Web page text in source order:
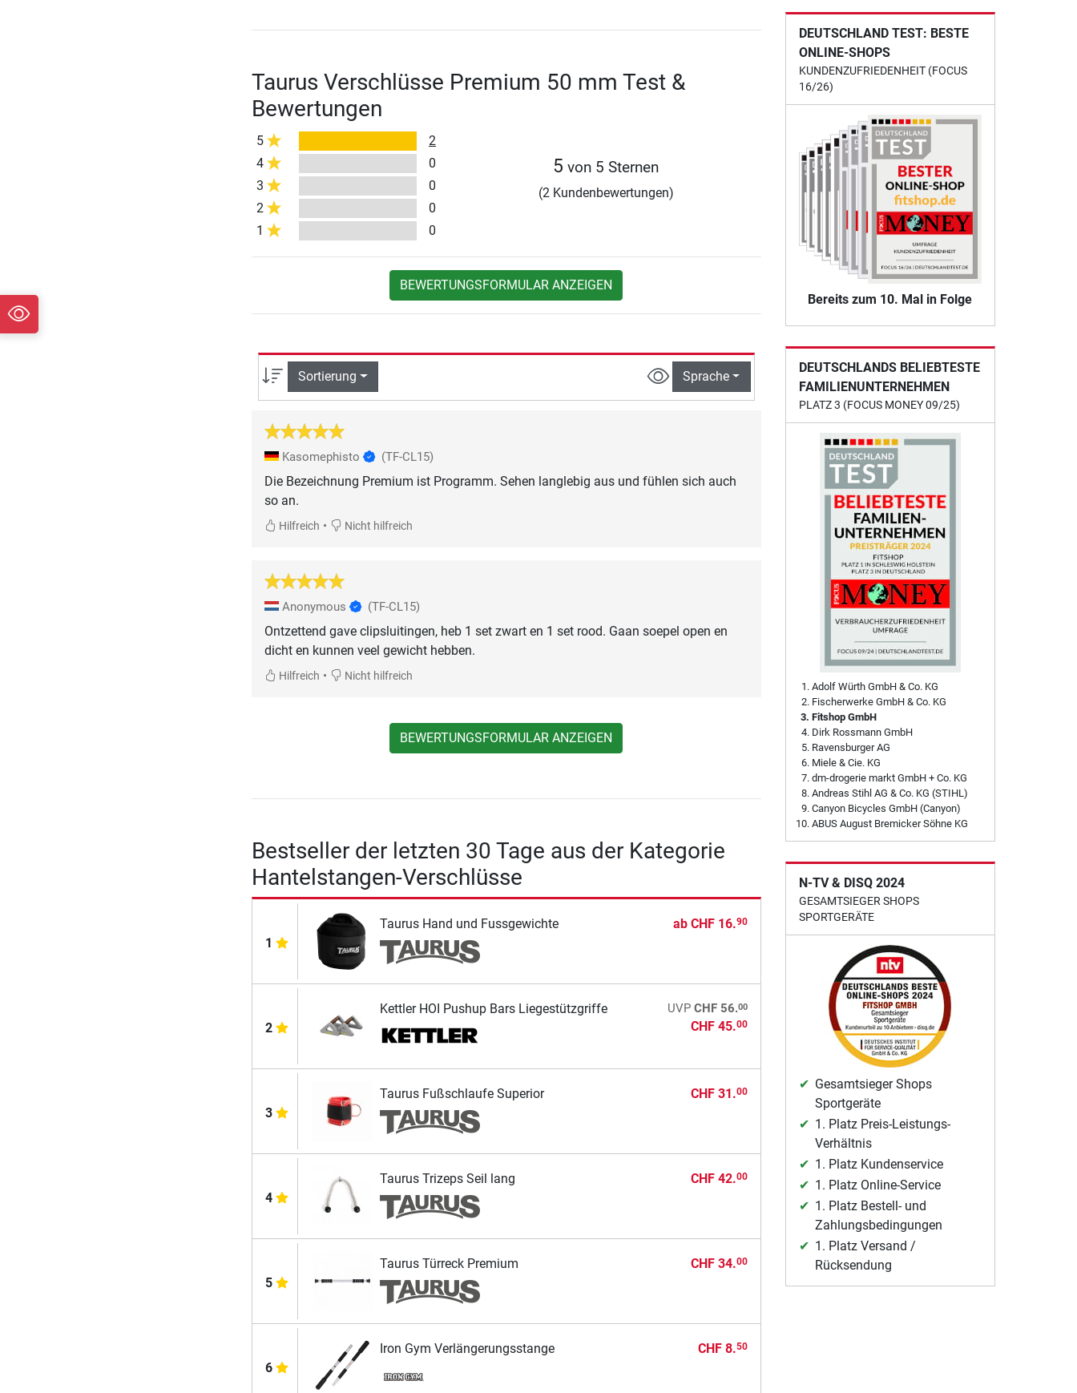
Taurus Verschlüsse Premium 50 mm Test &
Bewertungen
5
2
4
0
3
0
2
0
1
0
5 von 5 Sternen
(2 Kundenbewertungen)
BEWERTUNGSFORMULAR ANZEIGEN
Sortierung Sprache
Kasomephisto (TF-CL15)
Die Bezeichnung Premium ist Programm. Sehen langlebig aus und fühlen sich auch
so an.
Hilfreich • Nicht hilfreich
Anonymous (TF-CL15)
Ontzettend gave clipsluitingen, heb 1 set zwart en 1 set rood. Gaan soepel open en
dicht en kunnen veel gewicht hebben.
Hilfreich • Nicht hilfreich
BEWERTUNGSFORMULAR ANZEIGEN
Bestseller der letzten 30 Tage aus der Kategorie
Hantelstangen-Verschlüsse
1
Taurus Hand und Fussgewichte abCHF 16.90
2
Kettler HOI Pushup Bars Liegestützgriffe UVP CHF 56.00
CHF 45.00
3
Taurus Fußschlaufe Superior CHF 31.00
4
Taurus Trizeps Seil lang CHF 42.00
5
Taurus Türreck Premium CHF 34.00
6
Iron Gym Verlängerungsstange CHF 8.50
DEUTSCHLAND TEST: BESTE
ONLINE-SHOPS
KUNDENZUFRIEDENHEIT (FOCUS
16/26)
Bereits zum 10. Mal in Folge
DEUTSCHLANDS BELIEBTESTE
FAMILIENUNTERNEHMEN
PLATZ 3 (FOCUS MONEY 09/25)
Adolf Würth GmbH & Co. KG
Fischerwerke GmbH & Co. KG
Fitshop GmbH
Dirk Rossmann GmbH
Ravensburger AG
Miele & Cie. KG
dm-drogerie markt GmbH + Co. KG
Andreas Stihl AG & Co. KG (STIHL)
Canyon Bicycles GmbH (Canyon)
ABUS August Bremicker Söhne KG
N-TV & DISQ 2024
GESAMTSIEGER SHOPS
SPORTGERÄTE
Gesamtsieger Shops
Sportgeräte
1. Platz Preis-Leistungs-
Verhältnis
1. Platz Kundenservice
1. Platz Online-Service
1. Platz Bestell- und
Zahlungsbedingungen
1. Platz Versand /
Rücksendung